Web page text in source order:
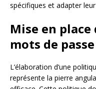
spécifiques et adapter
Mise en
mots de
L’élaboration d’une
représente la pierre